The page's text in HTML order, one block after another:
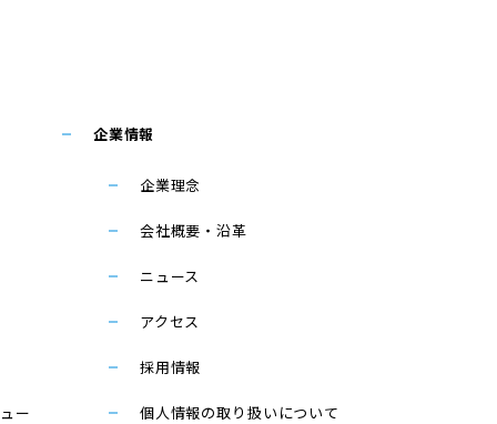
ー
企業情報
企業理念
会社概要・沿革
ニュース
アクセス
採用情報
個人情報の取り扱いについて